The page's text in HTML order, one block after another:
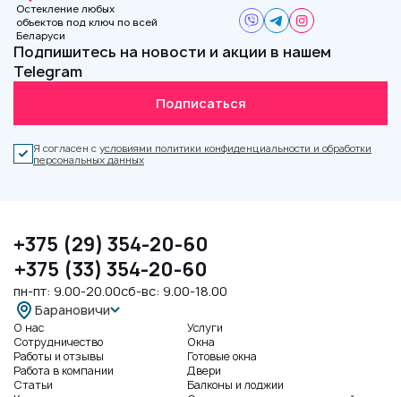
Остекление любых
объектов под ключ по всей
Беларуси
Подпишитесь на новости и акции в нашем
Telegram
Я согласен с условиями политики конфиденциальности и обработки
персональных данных
Подписаться
О нас
Сотрудничество
Работы и отзывы
Работа в компании
Статьи
Услуги
Окна
Готовые окна
Двери
Балконы и лоджии
+375 (29) 354-20-60
+375 (33) 354-20-60
пн-пт: 9.00-20.00сб-вс: 9.00-18.00
Барановичи